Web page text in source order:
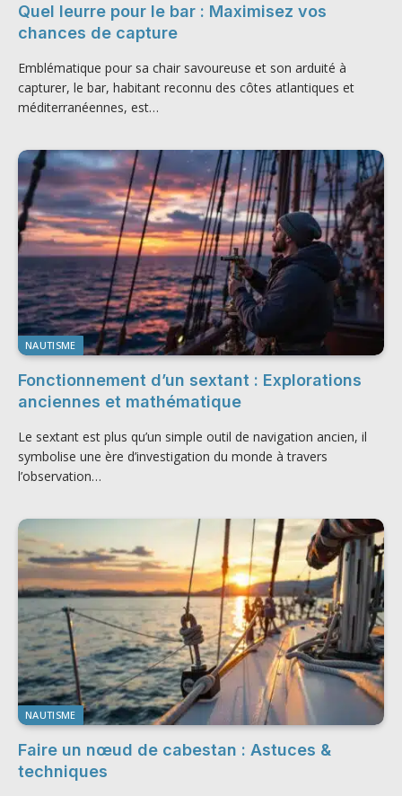
Quel leurre pour le bar : Maximisez vos
chances de capture
Emblématique pour sa chair savoureuse et son arduité à
capturer, le bar, habitant reconnu des côtes atlantiques et
méditerranéennes, est…
NAUTISME
Fonctionnement d’un sextant : Explorations
anciennes et mathématique
Le sextant est plus qu’un simple outil de navigation ancien, il
symbolise une ère d’investigation du monde à travers
l’observation…
NAUTISME
Faire un nœud de cabestan : Astuces &
techniques